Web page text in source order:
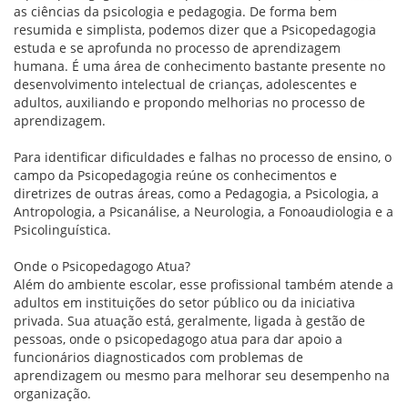
as ciências da psicologia e pedagogia. De forma bem
resumida e simplista, podemos dizer que a Psicopedagogia
estuda e se aprofunda no processo de aprendizagem
humana. É uma área de conhecimento bastante presente no
desenvolvimento intelectual de crianças, adolescentes e
adultos, auxiliando e propondo melhorias no processo de
aprendizagem.
Para identificar dificuldades e falhas no processo de ensino, o
campo da Psicopedagogia reúne os conhecimentos e
diretrizes de outras áreas, como a Pedagogia, a Psicologia, a
Antropologia, a Psicanálise, a Neurologia, a Fonoaudiologia e a
Psicolinguística.
Onde o Psicopedagogo Atua?
Além do ambiente escolar, esse profissional também atende a
adultos em instituições do setor público ou da iniciativa
privada. Sua atuação está, geralmente, ligada à gestão de
pessoas, onde o psicopedagogo atua para dar apoio a
funcionários diagnosticados com problemas de
aprendizagem ou mesmo para melhorar seu desempenho na
organização.